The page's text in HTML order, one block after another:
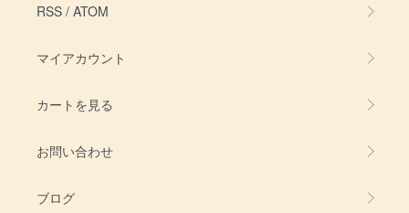
RSS / ATOM
マイアカウント
カートを見る
お問い合わせ
ブログ